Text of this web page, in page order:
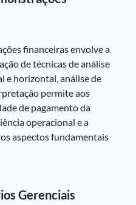
financeiras envolve a
de técnicas de análise
e horizontal, análise de
permite aos
de pagamento da
operacional e a
aspectos fundamentais
Gerenciais